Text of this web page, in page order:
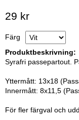
29 kr
Färg
Produktbeskrivning:
Syrafri passepartout.
Yttermått: 13x18
Innermått: 8x11,5
För fler färgval och